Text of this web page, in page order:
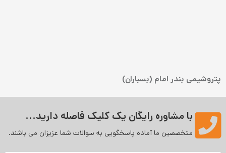
پتروشیمی بندر امام (بسباران)
با مشاوره رایگان یک کلیک فاصله دارید...
متخصصین ما آماده پاسخگویی به سوالات شما عزیزان می‌ باشند.